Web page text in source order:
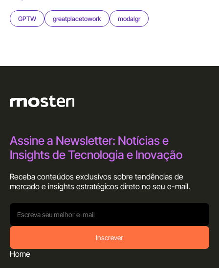
GPTW greatplacetowork modalgr
Home
Assine a Newsletter: Notícias e
Insights de Tecnologia e Inovação
Receba conteúdos exclusivos sobre tendências de
mercado e insights estratégicos direto no seu e-mail.
Inscrever